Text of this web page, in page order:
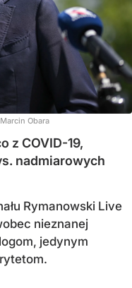
Marcin Obara
z COVID-19,
nadmiarowych
Rymanowski Live
nieznanej
jedynym